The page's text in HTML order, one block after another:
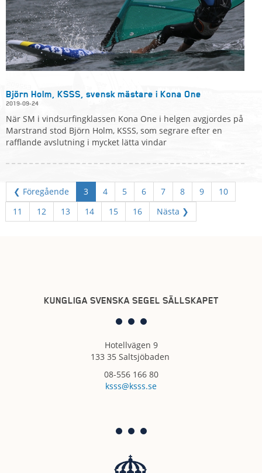
Björn Holm, KSSS, svensk mästare i Kona One
2019-09-24
När SM i vindsurfingklassen Kona One i helgen avgjordes på
Marstrand stod Björn Holm, KSSS, som segrare efter en
rafflande avslutning i mycket lätta vindar
❮ Föregående 3 4 5 6 7 8 9
10
11
12 13 14 15 16 Nästa ❯
KUNGLIGA SVENSKA SEGEL SÄLLSKAPET
Hotellvägen 9
133 35 Saltsjöbaden
08-556 166 80
ksss@ksss.se